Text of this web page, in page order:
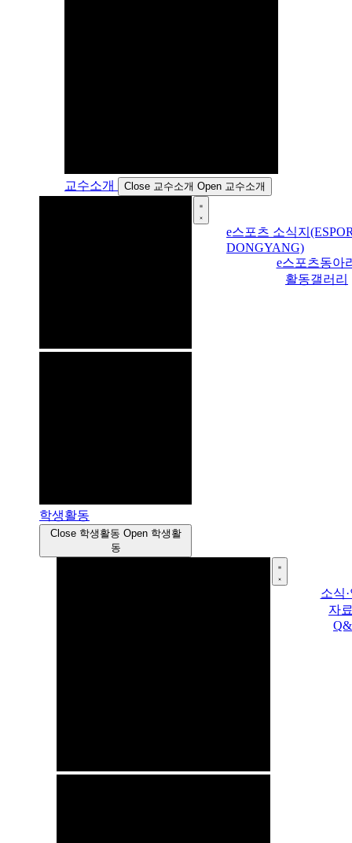
교수소개 Close 교수소개 Open 교수소개
학생활동
Close 학생활동 Open 학생활
동
e스포츠 소식지
DONGYANG)
e스포츠동아
활동갤러리
소식
자